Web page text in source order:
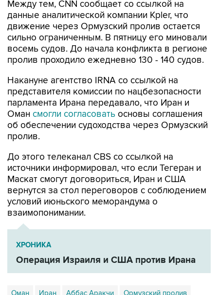
движение через Ормузский пролив остается
сильно ограниченным. В пятницу его миновали
восемь судов. До начала конфликта в регионе
пролив проходило ежедневно 130 - 140 судов.
Накануне агентство IRNA со ссылкой на
парламента Ирана передавало, что Иран и
Омансмогли согласовать основы соглашения
об обеспечении судоходства через Ормузский
пролив.
До этого телеканал CBS со ссылкой на
Маскат смогут договориться, Иран и США
вернутся за стол переговоров с соблюдением
условий июньского меморандума о
взаимопонимании.
ХРОНИКА
Операция Израиля и США против Ирана
Оман Иран Аббас Аракчи Ормузский пролив